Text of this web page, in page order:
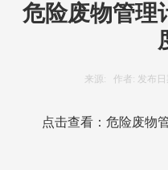
危险废物管理
来源: 作者: 发布日
点击查看： 危险废物